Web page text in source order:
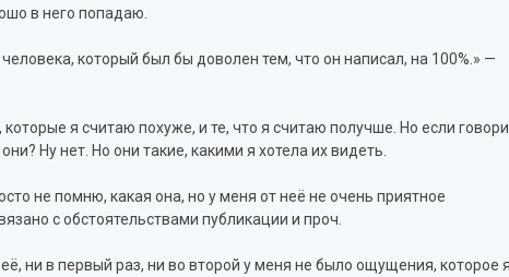
в него попадаю.
который был бы доволен тем, что он написал, на 100%.» —
я считаю похуже, и те, что я считаю получше. Но если
Ну нет. Но они такие, какими я хотела их видеть.
не помню, какая она, но у меня от неё не очень приятное
с обстоятельствами публикации и проч.
ни в первый раз, ни во второй у меня не было ощущения, которое